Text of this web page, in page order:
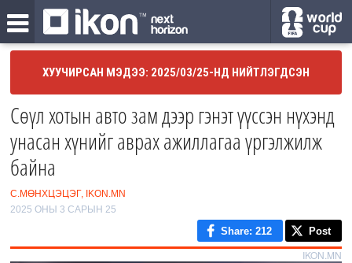
ХУУЧИРСАН МЭДЭЭ: 2025/03/25-НД НИЙТЛЭГДСЭН
Сөүл хотын авто зам дээр гэнэт үүссэн нүхэнд
унасан хүнийг аврах ажиллагаа үргэлжилж
байна
С.МӨНХЦЭЦЭГ, IKON.MN
2025 ОНЫ 3 САРЫН 25
Share: 212 Post
IKON.MN